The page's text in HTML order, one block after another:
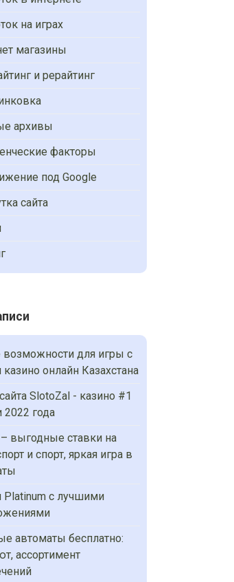
на играх
магазины
и рерайтинг
архивы
факторы
под Google
сайта
для игры с
онлайн Казахстана
SlotoZal - казино #1
2022 года
– выгодные ставки на
и спорт, яркая игра в
Platinum с лучшими
автоматы бесплатно:
ассортимент